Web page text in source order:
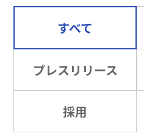
すべて
プレスリリース
採用